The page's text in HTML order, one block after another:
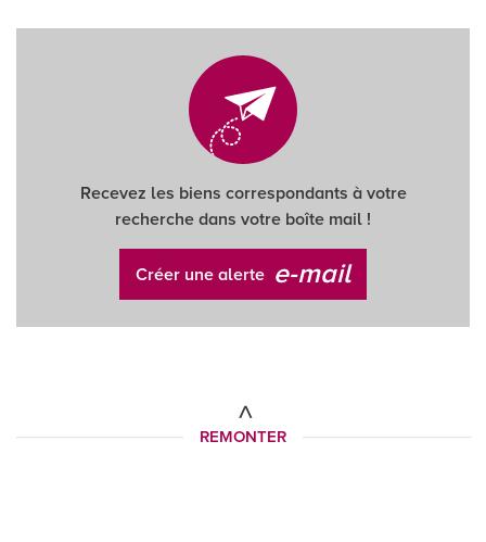
Recevez les biens correspondants à votre
recherche dans votre boîte mail !
Créer une alerte e-mail
REMONTER